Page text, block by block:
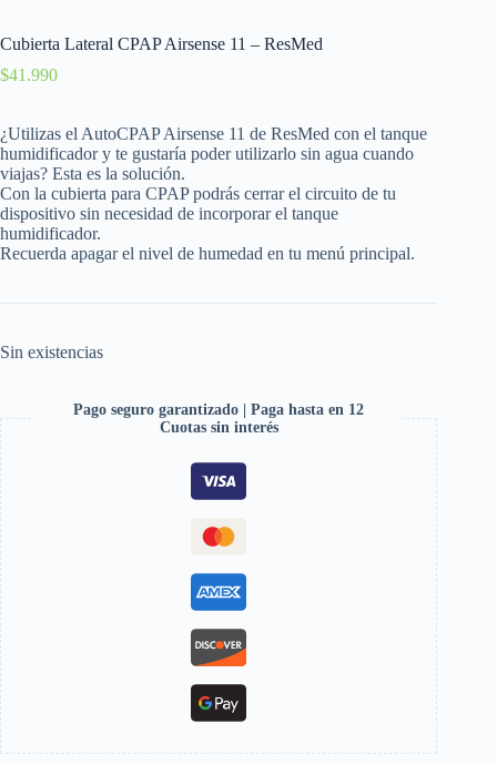
Cubierta Lateral CPAP Airsense 11 – ResMed
$41.990
¿Utilizas el AutoCPAP Airsense 11 de ResMed con el tanque
humidificador y te gustaría poder utilizarlo sin agua cuando
viajas? Esta es la solución.
Con la cubierta para CPAP podrás cerrar el circuito de tu
dispositivo sin necesidad de incorporar el tanque
humidificador.
Recuerda apagar el nivel de humedad en tu menú principal.
Sin existencias
Pago seguro garantizado | Paga hasta en 12
Cuotas sin interés